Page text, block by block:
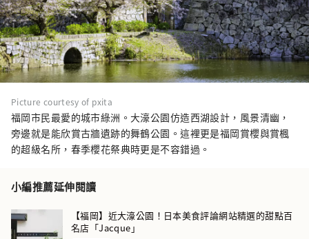
Picture courtesy of pxita
福岡市民最愛的城市綠洲。大濠公園仿造西湖設計，風景清幽，
旁邊就是能欣賞古牆遺跡的舞鶴公園。這裡更是福岡賞櫻與賞楓
的超級名所，春季櫻花祭典時更是不容錯過。
小編推薦延伸閱讀
【福岡】近大濠公園！日本美食評論網站精選的甜點百
名店「Jacque」